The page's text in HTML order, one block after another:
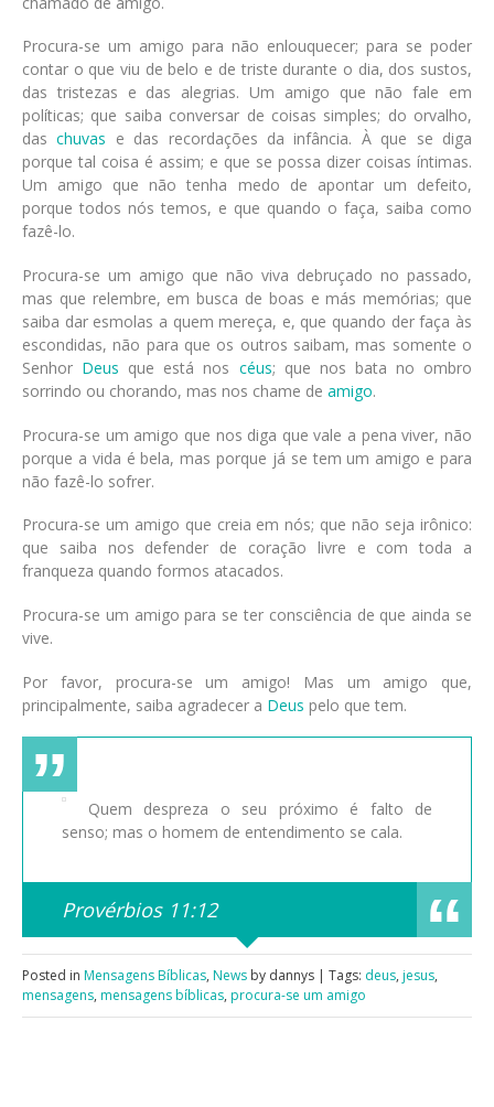
Procura-se um amigo para não enlouquecer; para se poder
contar o que viu de belo e de triste durante o dia, dos sustos,
das tristezas e das alegrias. Um amigo que não fale em
políticas; que saiba conversar de coisas simples; do orvalho,
daschuvas e das recordações da infância. À que se diga
porque tal coisa é assim; e que se possa dizer coisas íntimas.
Um amigo que não tenha medo de apontar um defeito,
porque todos nós temos, e que quando o faça, saiba como
fazê-lo.
Procura-se um amigo que não viva debruçado no passado,
mas que relembre, em busca de boas e más memórias; que
saiba dar esmolas a quem mereça, e, que quando der faça às
escondidas, não para que os outros saibam, mas somente o
Senhor Deus que está nos céus; que nos bata no ombro
sorrindo ou chorando, mas nos chame de amigo.
Procura-se um amigo que nos diga que vale a pena viver, não
porque a vida é bela, mas porque já se tem um amigo e para
não fazê-lo sofrer.
Procura-se um amigo que creia em nós; que não seja irônico:
que saiba nos defender de coração livre e com toda a
franqueza quando formos atacados.
Procura-se um amigo para se ter consciência de que ainda se
vive.
Por favor, procura-se um amigo! Mas um amigo que,
principalmente, saiba agradecer a Deus pelo que tem.
Quem despreza o seu próximo é falto de
senso; mas o homem de entendimento se cala.
Provérbios 11:12
Posted in Mensagens Bíblicas, News by dannys | Tags: deus, jesus,
mensagens, mensagens bíblicas, procura-se um amigo